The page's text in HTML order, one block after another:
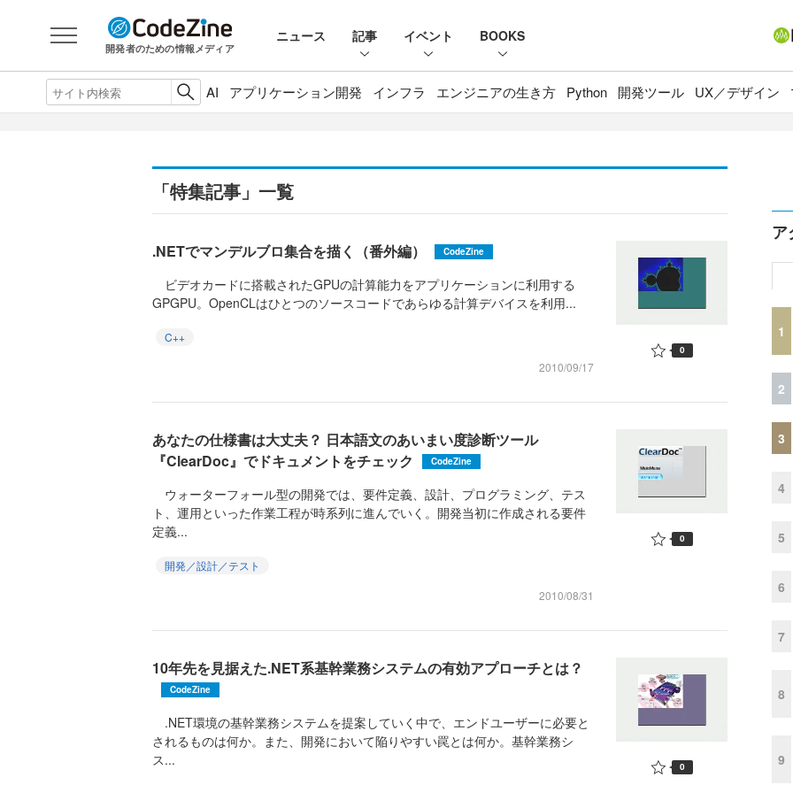
開発者のための情報メディア
ニュース 記事 イベント BOOKS
AI アプリケーション開発 インフラ エンジニアの生き方 Python 開発ツール UX／デザイン
「特集記事」一覧
.NETでマンデルブロ集合を描く（番外編） CodeZine
ビデオカードに搭載されたGPUの計算能力をアプリケーションに利用する
GPGPU。OpenCLはひとつのソースコードであらゆる計算デバイスを利用...
C++
2010/09/17
0
あなたの仕様書は大丈夫？ 日本語文のあいまい度診断ツール
『ClearDoc』でドキュメントをチェック
CodeZine
ウォーターフォール型の開発では、要件定義、設計、プログラミング、テス
ト、運用といった作業工程が時系列に進んでいく。開発当初に作成される要件
定義...
開発／設計／テスト
2010/08/31
0
10年先を見据えた.NET系基幹業務システムの有効アプローチとは？
CodeZine
.NET環境の基幹業務システムを提案していく中で、エンドユーザーに必要と
されるものは何か。また、開発において陥りやすい罠とは何か。基幹業務シ
ス...
0
ア
1
2
3
4
5
6
7
8
9